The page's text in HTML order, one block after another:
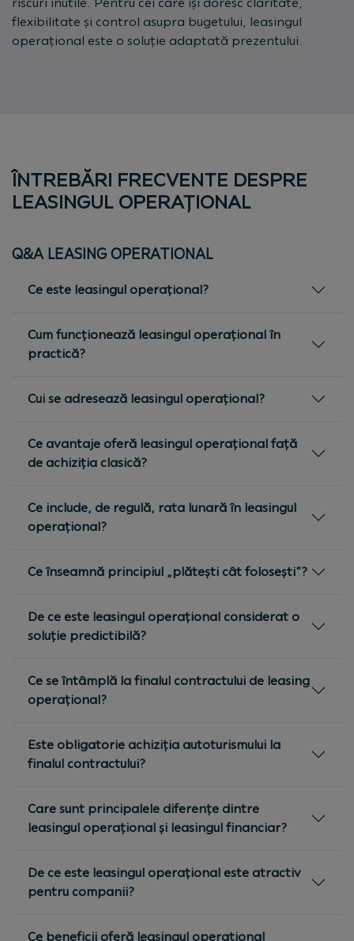
flexibilitate și control asupra bugetului, leasingul
operațional este o soluție adaptată prezentului.
ÎNTREBĂRI FRECVENTE DESPRE
LEASINGUL OPERAȚIONAL
Q&A LEASING OPERATIONAL
Ce este leasingul operațional?
Cum funcționează leasingul operațional în
practică?
Cui se adresează leasingul operațional?
Ce avantaje oferă leasingul operațional față
de achiziția clasică?
Ce include, de regulă, rata lunară în leasingul
operațional?
Ce înseamnă principiul „plătești cât folosești”?
De ce este leasingul operațional considerat o
soluție predictibilă?
Ce se întâmplă la finalul contractului de leasing
operațional?
Este obligatorie achiziția autoturismului la
finalul contractului?
Care sunt principalele diferențe dintre
leasingul operațional și leasingul financiar?
De ce este leasingul operațional este atractiv
pentru companii?
Ce beneficii oferă leasingul operațional